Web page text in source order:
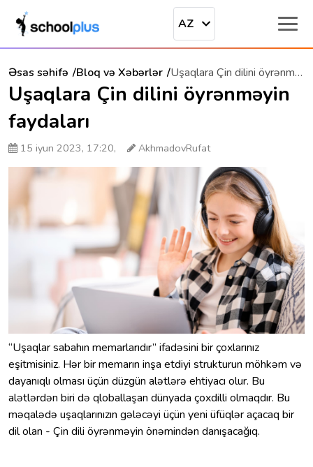
AZ
Əsas səhifə Bloq və Xəbərlər Uşaqlara Çin dilini öyrənməyin faydaları
Uşaqlara Çin dilini öyrənməyin
faydaları
15 iyun 2023, 17:20, AkhmadovRufat
“Uşaqlar sabahın memarlarıdır” ifadəsini bir çoxlarınız
eşitmisiniz. Hər bir memarın inşa etdiyi strukturun möhkəm və
dayanıqlı olması üçün düzgün alətlərə ehtiyacı olur. Bu
alətlərdən biri də qloballaşan dünyada çoxdilli olmaqdır. Bu
məqalədə uşaqlarınızın gələcəyi üçün yeni üfüqlər açacaq bir
dil olan - Çin dili öyrənməyin önəmindən danışacağıq.